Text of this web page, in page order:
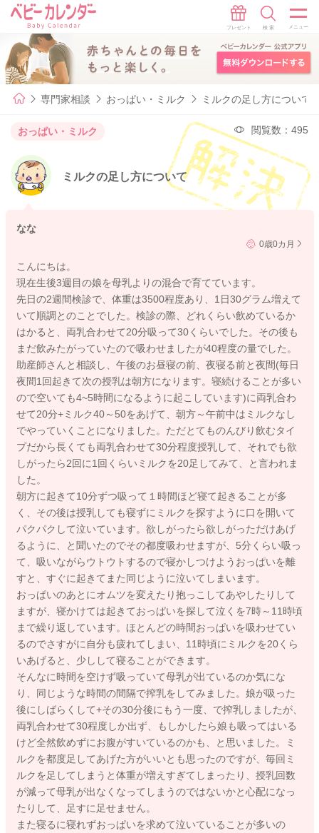
専門家相談 おっぱい・ミルク ミルクの足し方について
おっぱい・ミルク 閲覧数：495
ミルクの足し方について
なな
0歳0カ月
こんにちは。
現在生後3週目の娘を母乳よりの混合で育てています。
先日の2週間検診で、体重は3500程度あり、1日30グラム増えて
いて順調とのことでした。検診の際、どれくらい飲めているか
はかると、両乳合わせて20分吸って30くらいでした。その後も
まだ飲みたがっていたので吸わせましたが40程度の量でした。
助産師さんと相談し、午後のお昼寝の前、夜寝る前と夜間(毎日
夜間1回起きて次の授乳は朝方になります。寝続けることが多い
ので空いても4~5時間になるように起こしています)に両乳合わ
せて20分+ミルク40～50をあげて、朝方～午前中はミルクなし
でやっていくことになりました。ただとてものんびり飲むタイ
プだから長くても両乳合わせて30分程度授乳して、それでも欲
しがったら2回に1回くらいミルクを20足してみて、と言われま
した。
朝方に起きて10分ずつ吸って１時間ほど寝て起きることが多
く、その後は授乳しても寝ずにミルクを探すように口を開いて
パクパクして泣いています。欲しがったら欲しがっただけあげ
るように、と聞いたのでその都度吸わせますが、5分くらい吸っ
て、吸いながらウトウトするので寝かしつけようおっぱいを離
すと、すぐに起きてまた同じように泣いてしまいます。
おっぱいのあとにオムツを変えたり抱っこしてあやしたりして
ますが、寝かけては起きておっぱいを探して泣くを7時～11時頃
まで繰り返しています。ほとんどの時間おっぱいを吸わせてい
るのでさすがに自分も疲れてしまい、11時頃にミルクを20くら
いあげると、少しして寝ることができます。
そんなに時間を空けず吸っていて母乳が出ているのか気にな
り、同じような時間の間隔で搾乳をしてみました。娘が吸った
後にしばらくして+その30分後にもう一度、で搾乳しましたが、
両乳合わせて30程度しか出ず、もしかしたら娘も吸ってはいる
けど全然飲めずにお腹がすいているのかも、と思いました。ミ
ルクを都度足してあげた方がいいとも思ったのですが、毎回ミ
ルクを足してしまうと体重が増えすぎてしまったり、授乳回数
が減って母乳が出なくなってしまうのではないかと心配になっ
たりして、足すに足せません。
また寝るに寝れずおっぱいを求めて泣いていることが多いの